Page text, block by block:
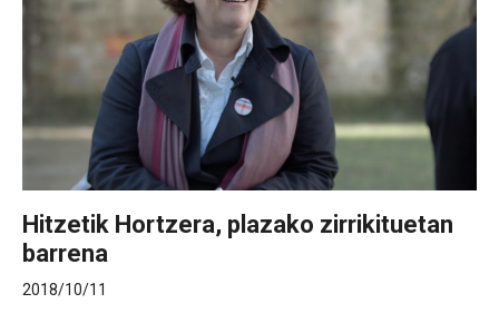
Hitzetik Hortzera, plazako zirrikituetan
barrena
2018/10/11